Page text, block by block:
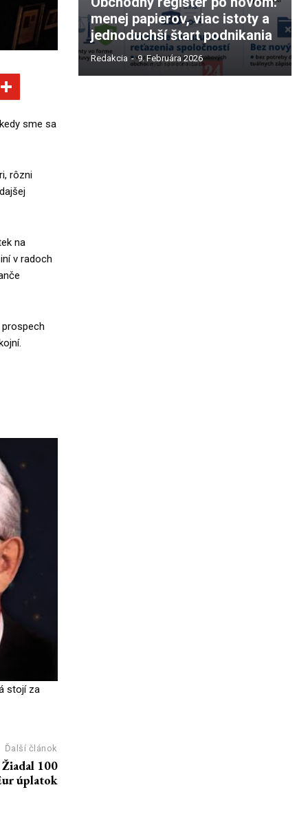
sme sa
rôzni
na
v radoch
stojí za
menej papierov, viac istoty a
jednoduchší štart podnikania
Redakcia - 9. Februára 2026
Ďalší článok
100
úplatok